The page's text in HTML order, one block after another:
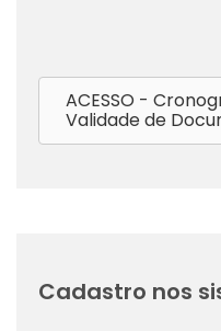
ACESSO -
Validade de
Cadastro nos